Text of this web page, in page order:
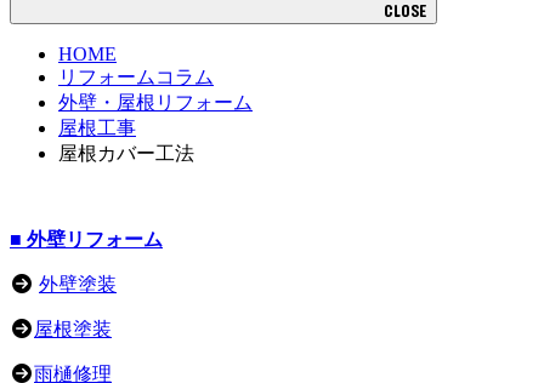
CLOSE
HOME
リフォームコラム
外壁・屋根リフォーム
屋根工事
屋根カバー工法
■ 外壁リフォーム
外壁塗装
屋根塗装
雨樋修理